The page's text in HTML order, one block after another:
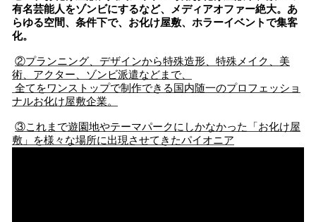
有名芸能人をゾンビにするなど、メディアオファー絶大。あ
らゆる空間、条件下で、お化け屋敷、ホラーイベントで集客
化。
②プランニング、デザインから特殊造形、特殊メイク、美
術、アクター、ゾンビ派遣などまで、
全てをワンストップで制作できる国内随一のプロフェッショ
ナルお化け屋敷企業。
③これまで遊園地やテーマパークにしかなかった「お化け屋
敷」を様々な場所に出現させてきたパイオニア